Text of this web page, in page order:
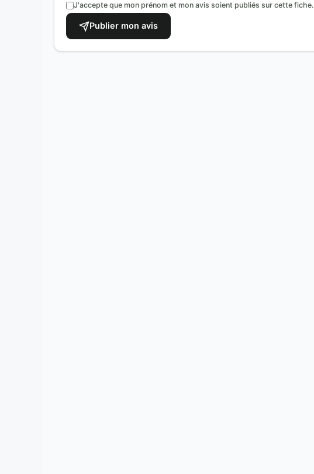
J'accepte que mon prénom et mon avis soient publiés sur cette fiche.
Publier mon avis